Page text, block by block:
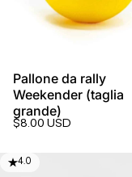
Pallone da rally
Weekender (taglia
grande)
$8.00 USD
4.0